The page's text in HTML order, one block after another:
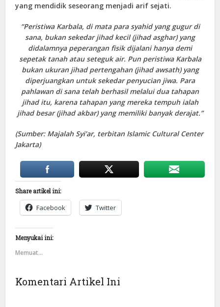
yang mendidik seseorang menjadi arif sejati.
“Peristiwa Karbala, di mata para syahid yang gugur di
sana, bukan sekedar jihad kecil (jihad asghar) yang
didalamnya peperangan fisik dijalani hanya demi
sepetak tanah atau seteguk air. Pun peristiwa Karbala
bukan ukuran jihad pertengahan (jihad awsath) yang
diperjuangkan untuk sekedar penyucian jiwa. Para
pahlawan di sana telah berhasil melalui dua tahapan
jihad itu, karena tahapan yang mereka tempuh ialah
jihad besar (jihad akbar) yang memiliki banyak derajat.”
(Sumber: Majalah Syi’ar, terbitan Islamic Cultural Center
Jakarta)
Share artikel ini:
Facebook Twitter
Menyukai ini:
Memuat...
Komentari Artikel Ini